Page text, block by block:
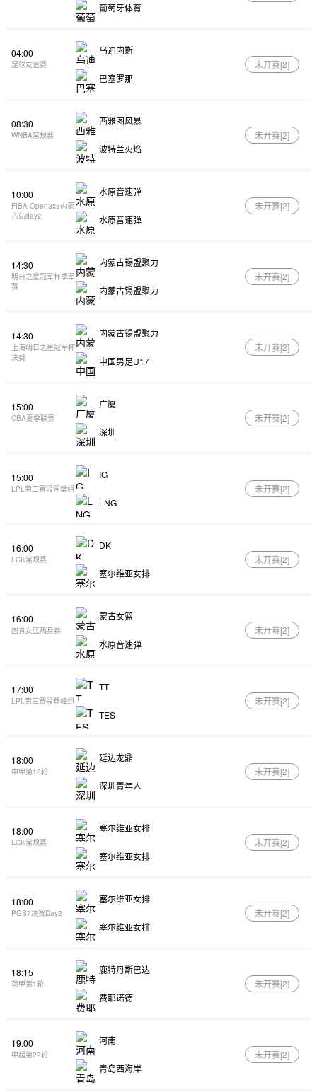
葡萄牙体育
04:00
足球友谊赛
乌迪内斯
巴塞罗那
未开赛[2]
08:30
WNBA常规赛
西雅图风暴
波特兰火焰
未开赛[2]
10:00
FIBA-Open3x3内蒙
古站day2
水原音速弹
水原音速弹
未开赛[2]
14:30
明日之星冠军杯季军
赛
内蒙古锡盟聚力
内蒙古锡盟聚力
未开赛[2]
14:30
上海明日之星冠军杯
决赛
内蒙古锡盟聚力
中国男足U17
未开赛[2]
15:00
CBA夏季联赛
广厦
深圳
未开赛[2]
15:00
LPL第三赛段涅槃组
IG
LNG
未开赛[2]
16:00
LCK常规赛
DK
塞尔维亚女排
未开赛[2]
16:00
国青女篮热身赛
蒙古女篮
水原音速弹
未开赛[2]
17:00
LPL第三赛段登峰组
TT
TES
未开赛[2]
18:00
中甲第18轮
延边龙鼎
深圳青年人
未开赛[2]
18:00
LCK常规赛
塞尔维亚女排
塞尔维亚女排
未开赛[2]
18:00
PGS7决赛Day2
塞尔维亚女排
塞尔维亚女排
未开赛[2]
18:15
荷甲第1轮
鹿特丹斯巴达
费耶诺德
未开赛[2]
19:00
中超第22轮
河南
青岛西海岸
未开赛[2]